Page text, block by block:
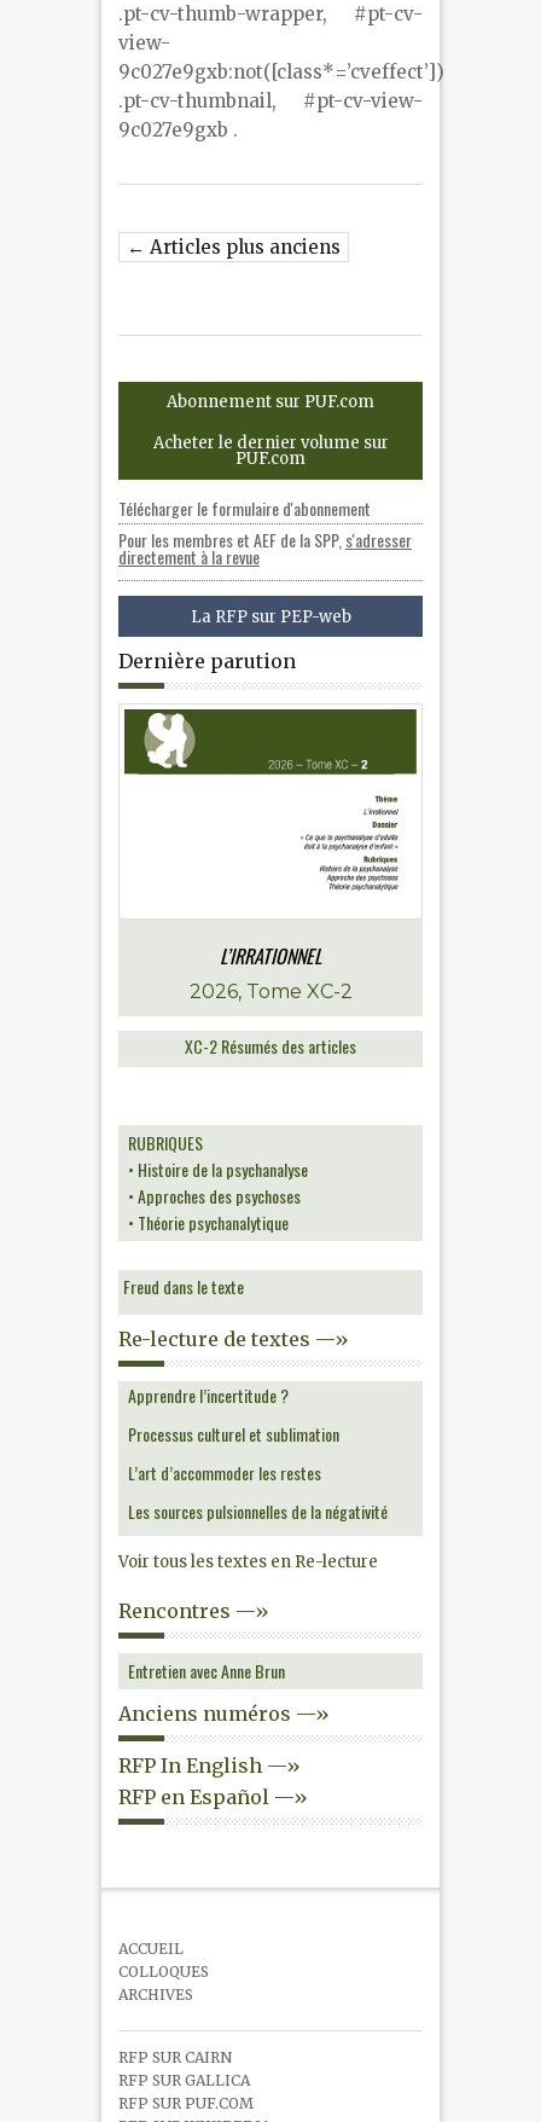
.pt-cv-thumb-wrapper, #pt-cv-
view-
9c027e9gxb:not([class*=’cveffect’])
.pt-cv-thumbnail, #pt-cv-view-
9c027e9gxb .
← Articles plus anciens
Abonnement sur PUF.com
Acheter le dernier volume sur
PUF.com
Télécharger le formulaire d'abonnement
Pour les membres et AEF de la SPP, s'adresser
directement à la revue
La RFP sur PEP-web
Dernière parution
L’IRRATIONNEL
2026, Tome XC-2
XC-2 Résumés des articles
RUBRIQUES
• Histoire de la psychanalyse
• Approches des psychoses
• Théorie psychanalytique
Freud dans le texte
Re-lecture de textes —»
Apprendre l’incertitude ?
Processus culturel et sublimation
L’art d’accommoder les restes
Les sources pulsionnelles de la négativité
Voir tous les textes en Re-lecture
Rencontres —»
Entretien avec Anne Brun
Anciens numéros —»
RFP In English —»
RFP en Español —»
ACCUEIL
COLLOQUES
ARCHIVES
RFP SUR CAIRN
RFP SUR GALLICA
RFP SUR PUF.COM